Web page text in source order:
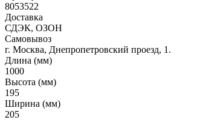
8053522
Доставка
СДЭК, ОЗОН
Самовывоз
г. Москва, Днепропетровский проезд, 1.
Длина (мм)
1000
Высота (мм)
195
Ширина (мм)
205